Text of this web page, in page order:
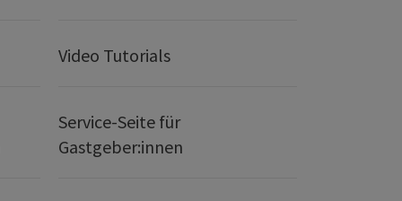
Video Tutorials
Service-Seite für
Gastgeber:innen